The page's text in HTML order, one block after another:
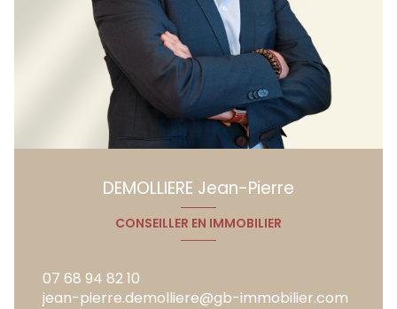
DEMOLLIERE Jean-Pierre
CONSEILLER EN IMMOBILIER
07 68 94 82 10
jean-pierre.demolliere@gb-immobilier.com